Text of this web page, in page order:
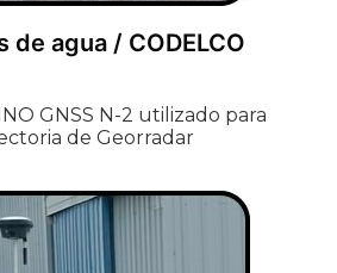
agua / CODELCO
GNSS N-2 utilizado para
de Georradar